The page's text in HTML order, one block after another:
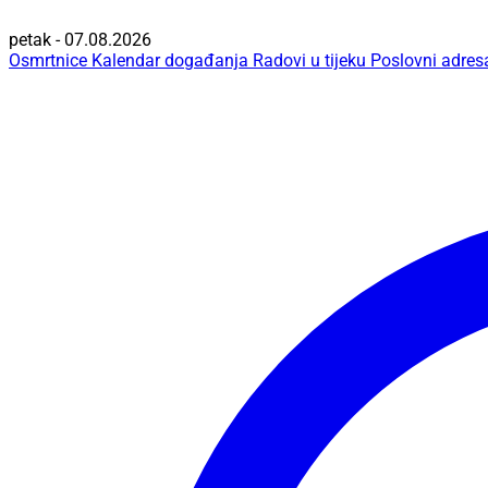
petak - 07.08.2026
Osmrtnice Kalendar događanja Radovi u tijeku Poslovni